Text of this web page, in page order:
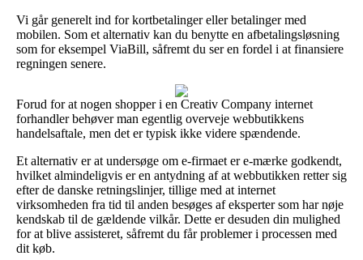
Vi går generelt ind for kortbetalinger eller betalinger med
mobilen. Som et alternativ kan du benytte en afbetalingsløsning
som for eksempel ViaBill, såfremt du ser en fordel i at finansiere
regningen senere.
Forud for at nogen shopper i en Creativ Company internet
forhandler behøver man egentlig overveje webbutikkens
handelsaftale, men det er typisk ikke videre spændende.
Et alternativ er at undersøge om e-firmaet er e-mærke godkendt,
hvilket almindeligvis er en antydning af at webbutikken retter sig
efter de danske retningslinjer, tillige med at internet
virksomheden fra tid til anden besøges af eksperter som har nøje
kendskab til de gældende vilkår. Dette er desuden din mulighed
for at blive assisteret, såfremt du får problemer i processen med
dit køb.